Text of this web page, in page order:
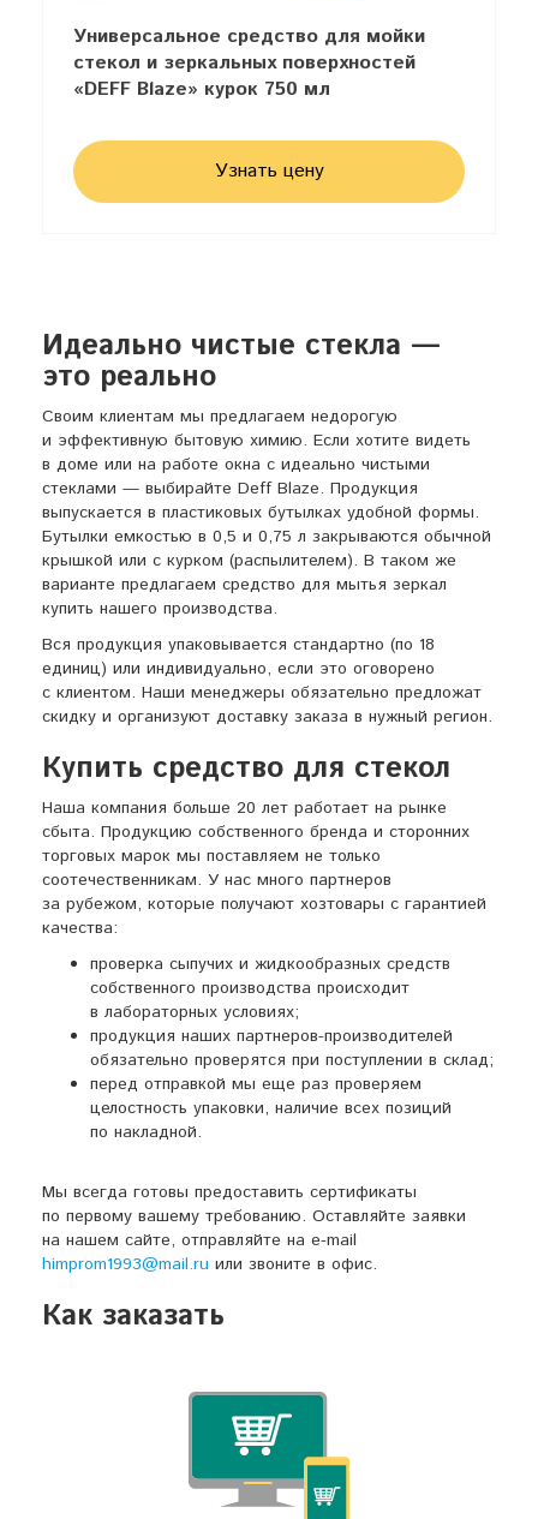
Универсальное средство для мойки
стекол и зеркальных поверхностей
«DEFF Blaze» курок 750 мл
Узнать цену
Идеально чистые стекла —
это реально
Своим клиентам мы предлагаем недорогую
и эффективную бытовую химию. Если хотите видеть
в доме или на работе окна с идеально чистыми
стеклами — выбирайте Deff Blaze. Продукция
выпускается в пластиковых бутылках удобной формы.
Бутылки емкостью в 0,5 и 0,75 л закрываются обычной
крышкой или с курком (распылителем). В таком же
варианте предлагаем средство для мытья зеркал
купить нашего производства.
Вся продукция упаковывается стандартно (по 18
единиц) или индивидуально, если это оговорено
с клиентом. Наши менеджеры обязательно предложат
скидку и организуют доставку заказа в нужный регион.
Купить средство для стекол
Наша компания больше 20 лет работает на рынке
сбыта. Продукцию собственного бренда и сторонних
торговых марок мы поставляем не только
соотечественникам. У нас много партнеров
за рубежом, которые получают хозтовары с гарантией
качества:
проверка сыпучих и жидкообразных средств
собственного производства происходит
в лабораторных условиях;
продукция наших партнеров-производителей
обязательно проверятся при поступлении в склад;
перед отправкой мы еще раз проверяем
целостность упаковки, наличие всех позиций
по накладной.
Мы всегда готовы предоставить сертификаты
по первому вашему требованию. Оставляйте заявки
на нашем сайте, отправляйте на e-mail
himprom1993@mail.ru или звоните в офис.
Как заказать